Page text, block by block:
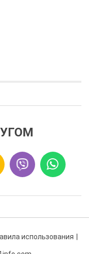
использования